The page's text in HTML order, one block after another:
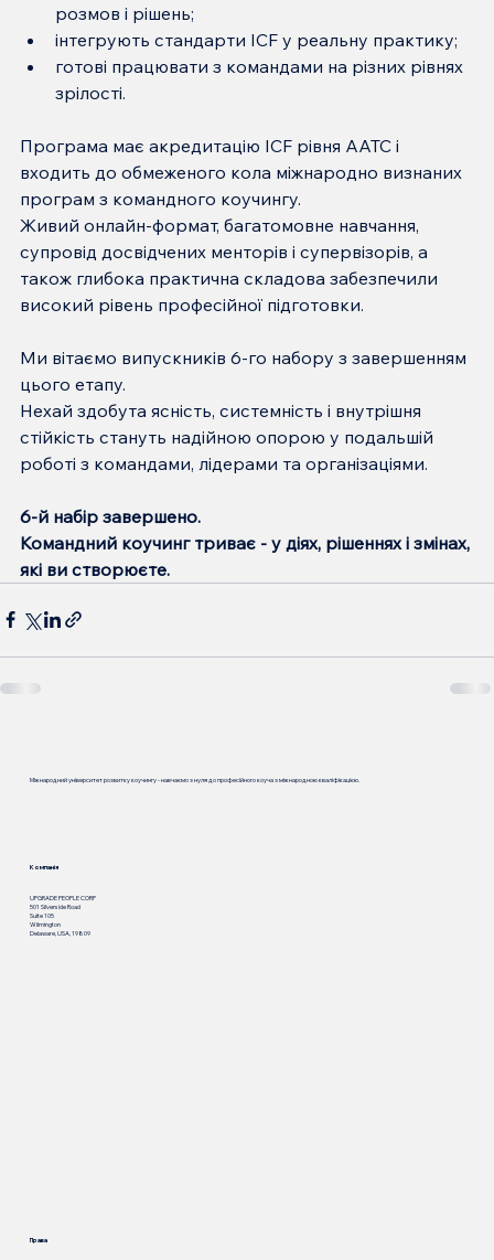
розмов і рішень;
інтегрують стандарти ICF у реальну практику;
готові працювати з командами на різних рівнях
зрілості.
Програма має акредитацію ICF рівня AATC і
входить до обмеженого кола міжнародно визнаних
програм з командного коучингу.
Живий онлайн-формат, багатомовне навчання,
супровід досвідчених менторів і супервізорів, а
також глибока практична складова забезпечили
високий рівень професійної підготовки.
Ми вітаємо випускників 6-го набору з завершенням
цього етапу.
Нехай здобута ясність, системність і внутрішня
стійкість стануть надійною опорою у подальшій
роботі з командами, лідерами та організаціями.
6-й набір завершено.
Командний коучинг триває - у діях, рішеннях і змінах,
які ви створюєте.
Міжнародний університет розвитку коучингу - навчаємо з нуля до професійного коуча з міжнародною кваліфікацією.
Компанія
UPGRADE PEOPLE CORP
501 Silverside Road
Suite 105
Wilmington
Delaware, USA, 19809
Права